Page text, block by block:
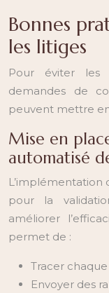
Bonnes
les litiges
Pour éviter les
demandes de
peuvent mettre
Mise en
automatisé
L’implémentation
pour la
améliorer
permet de :
Tracer
Envoyer des